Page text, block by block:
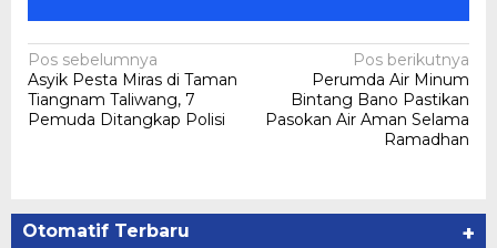
Navigasi
pos
Pos sebelumnya
Asyik Pesta Miras di Taman
Tiangnam Taliwang, 7
Pemuda Ditangkap Polisi
Pos berikutnya
Perumda Air Minum
Bintang Bano Pastikan
Pasokan Air Aman Selama
Ramadhan
Otomatif Terbaru +